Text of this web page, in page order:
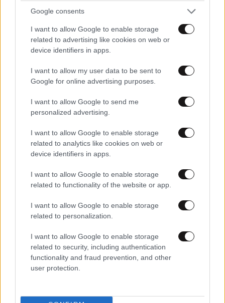
Google consents
I want to allow Google to enable storage
related to advertising like cookies on web or
device identifiers in apps.
I want to allow my user data to be sent to
Google for online advertising purposes.
I want to allow Google to send me
personalized advertising.
I want to allow Google to enable storage
related to analytics like cookies on web or
device identifiers in apps.
I want to allow Google to enable storage
related to functionality of the website or app.
I want to allow Google to enable storage
related to personalization.
I want to allow Google to enable storage
related to security, including authentication
functionality and fraud prevention, and other
user protection.
πλοίο με δυτικά όπλα στην Οδησσό
Ακολουθήστε τοNEWSBEAST στοGoogle News
και μάθετε πρώτοι όλες τις ειδήσεις